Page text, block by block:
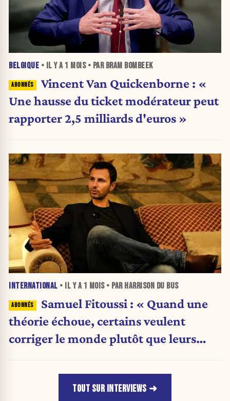
BELGIQUE • IL Y A 1 MOIS• PAR BRAM BOMBEEK
Vincent Van Quickenborne : «
Une hausse du ticket modérateur peut
rapporter 2,5 milliards d'euros »
INTERNATIONAL • IL Y A 1 MOIS• PAR HARRISON DU BUS
Samuel Fitoussi : « Quand une
théorie échoue, certains veulent
corriger le monde plutôt que leurs
TOUT SUR INTERVIEWS